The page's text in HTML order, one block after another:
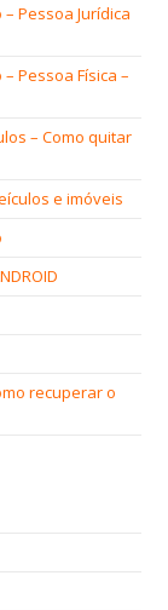
Pessoa Jurídica
Pessoa Física –
– Como quitar
e imóveis
recuperar o